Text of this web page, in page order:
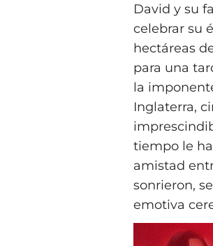
David y su
celebrar su
hectáreas
para una
la
Inglaterra,
tiempo le
amistad
sonrieron,
emotiva